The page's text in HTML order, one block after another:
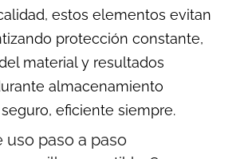
estos elementos evitan
protección constante,
material y resultados
almacenamiento
eficiente siempre.
uso paso a paso